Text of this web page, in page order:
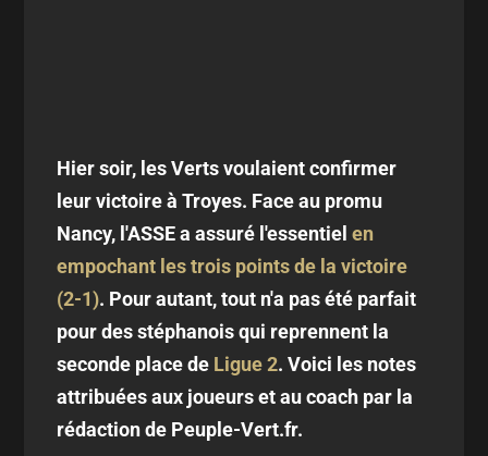
Hier soir, les Verts voulaient confirmer
leur victoire à Troyes. Face au promu
Nancy, l'ASSE a assuré l'essentielen
empochant les trois points de la victoire
(2-1). Pour autant, tout n'a pas été parfait
pour des stéphanois qui reprennent la
seconde place de Ligue 2. Voici les notes
attribuées aux joueurs et au coach par la
rédaction de Peuple-Vert.fr.